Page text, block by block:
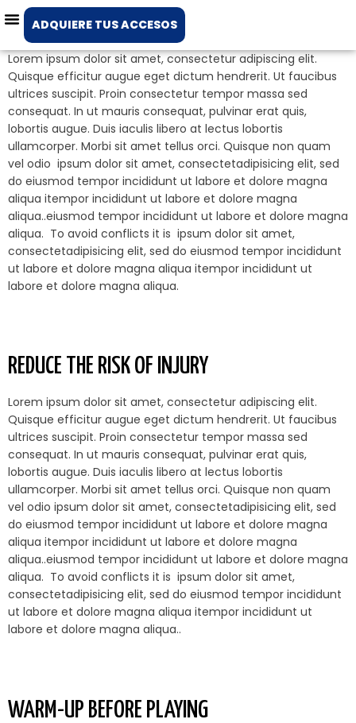
ADQUIERE TUS ACCESOS
Lorem ipsum dolor sit amet, consectetur adipiscing elit.
Quisque efficitur augue eget dictum hendrerit. Ut faucibus
ultrices suscipit. Proin consectetur tempor massa sed
consequat. In ut mauris consequat, pulvinar erat quis,
lobortis augue. Duis iaculis libero at lectus lobortis
ullamcorper. Morbi sit amet tellus orci. Quisque non quam
vel odio ipsum dolor sit amet, consectetadipisicing elit, sed
do eiusmod tempor incididunt ut labore et dolore magna
aliqua itempor incididunt ut labore et dolore magna
aliqua..eiusmod tempor incididunt ut labore et dolore magna
aliqua. To avoid conflicts it is ipsum dolor sit amet,
consectetadipisicing elit, sed do eiusmod tempor incididunt
ut labore et dolore magna aliqua itempor incididunt ut
labore et dolore magna aliqua.
REDUCE THE RISK OF INJURY
Lorem ipsum dolor sit amet, consectetur adipiscing elit.
Quisque efficitur augue eget dictum hendrerit. Ut faucibus
ultrices suscipit. Proin consectetur tempor massa sed
consequat. In ut mauris consequat, pulvinar erat quis,
lobortis augue. Duis iaculis libero at lectus lobortis
ullamcorper. Morbi sit amet tellus orci. Quisque non quam
vel odio ipsum dolor sit amet, consectetadipisicing elit, sed
do eiusmod tempor incididunt ut labore et dolore magna
aliqua itempor incididunt ut labore et dolore magna
aliqua..eiusmod tempor incididunt ut labore et dolore magna
aliqua. To avoid conflicts it is ipsum dolor sit amet,
consectetadipisicing elit, sed do eiusmod tempor incididunt
ut labore et dolore magna aliqua itempor incididunt ut
labore et dolore magna aliqua..
WARM-UP BEFORE PLAYING